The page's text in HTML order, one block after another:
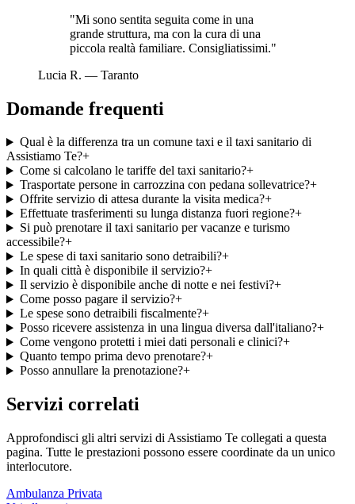
"Mi sono sentita seguita come in una
grande struttura, ma con la cura di una
piccola realtà familiare. Consigliatissimi."
Lucia R. — Taranto
Domande frequenti
Qual è la differenza tra un comune taxi e il taxi sanitario di
Assistiamo Te?+
Come si calcolano le tariffe del taxi sanitario?+
Trasportate persone in carrozzina con pedana sollevatrice?+
Offrite servizio di attesa durante la visita medica?+
Effettuate trasferimenti su lunga distanza fuori regione?+
Si può prenotare il taxi sanitario per vacanze e turismo
accessibile?+
Le spese di taxi sanitario sono detraibili?+
In quali città è disponibile il servizio?+
Il servizio è disponibile anche di notte e nei festivi?+
Come posso pagare il servizio?+
Le spese sono detraibili fiscalmente?+
Posso ricevere assistenza in una lingua diversa dall'italiano?+
Come vengono protetti i miei dati personali e clinici?+
Quanto tempo prima devo prenotare?+
Posso annullare la prenotazione?+
Servizi correlati
Approfondisci gli altri servizi di Assistiamo Te collegati a questa
pagina. Tutte le prestazioni possono essere coordinate da un unico
interlocutore.
Ambulanza Privata